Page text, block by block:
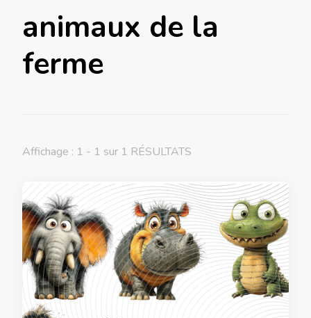
animaux de la
ferme
Affichage : 1 - 1 sur 1 RÉSULTATS